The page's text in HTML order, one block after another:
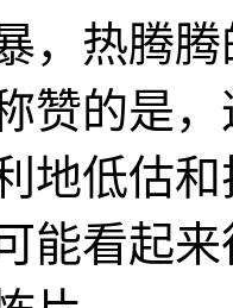
，热腾
赞的是
地低估
能看起